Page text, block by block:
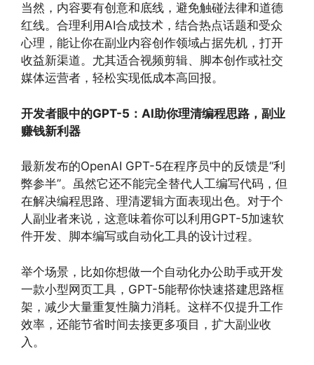
当然，内容要有创意和底线，避免触碰法律和道德
红线。合理利用AI合成技术，结合热点话题和受众
心理，能让你在副业内容创作领域占据先机，打开
收益新渠道。尤其适合视频剪辑、脚本创作或社交
媒体运营者，轻松实现低成本高回报。
开发者眼中的GPT-5：AI助你理清编程思路，副业
赚钱新利器
最新发布的OpenAI GPT-5在程序员中的反馈是“利
弊参半”。虽然它还不能完全替代人工编写代码，但
在解决编程思路、理清逻辑方面表现出色。对于个
人副业者来说，这意味着你可以利用GPT-5加速软
件开发、脚本编写或自动化工具的设计过程。
举个场景，比如你想做一个自动化办公助手或开发
一款小型网页工具，GPT-5能帮你快速搭建思路框
架，减少大量重复性脑力消耗。这样不仅提升工作
效率，还能节省时间去接更多项目，扩大副业收
入。